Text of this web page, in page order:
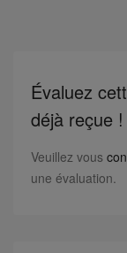
Évaluez
déjà reçue !
Veuillez vous
une évaluation.